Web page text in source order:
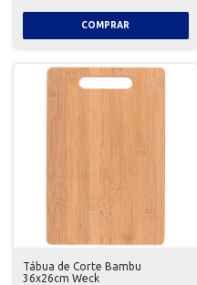
Tábua de Corte Bambu
36x26cm Weck